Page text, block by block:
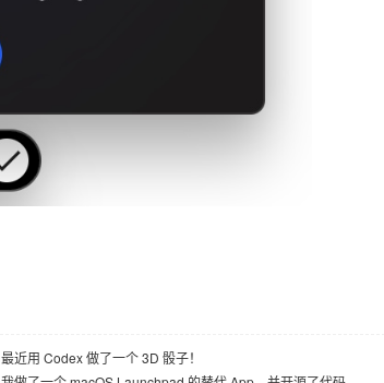
最近用 Codex 做了一个 3D 骰子！